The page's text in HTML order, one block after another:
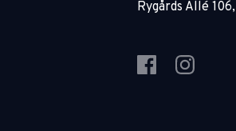
Rygårds Allé